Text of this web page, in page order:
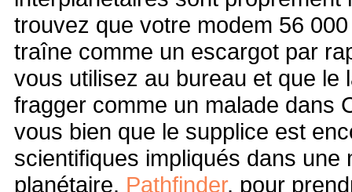
trouvez que votre modem 56
traîne comme un escargot par
vous utilisez au bureau et que le
fragger comme un malade dans
vous bien que le supplice est
scientifiques impliqués dans une
planétaire. Pathfinder, pour